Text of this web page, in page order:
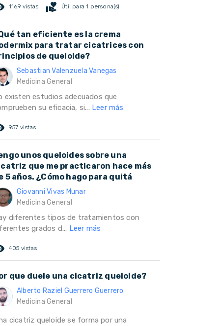
1169 vistas volunteer_activism Útil para 1 persona(s)
tan eficiente es la crema
para tratar cicatrices con
de queloide?
Sebastian Valenzuela Vanegas
Medicina General
existen estudios adecuados que
su eficacia, si... Leer más
957 vistas
unos queloides sobre una
que me practicaron hace más
5 años. ¿Cómo hago para quitá
Giovanni Vivas Munar
Medicina General
diferentes tipos de tratamientos con
grados d... Leer más
405 vistas
que duele una cicatriz queloide?
Alberto Raziel Guerrero Guerrero
Medicina General
cicatriz queloide se forma por una